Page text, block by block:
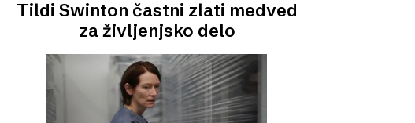
Tildi Swinton častni zlati medved
za življenjsko delo